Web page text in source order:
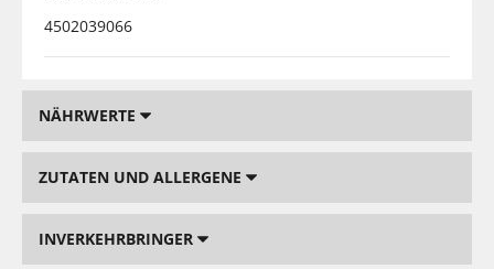
4502039066
NÄHRWERTE
ZUTATEN UND ALLERGENE
INVERKEHRBRINGER